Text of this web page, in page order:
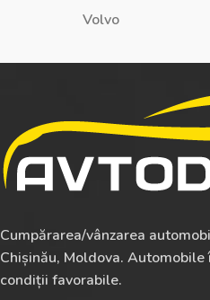
Volvo
Cumpărarea/vânzarea
Chișinău, Moldova.
condiții favorabile.